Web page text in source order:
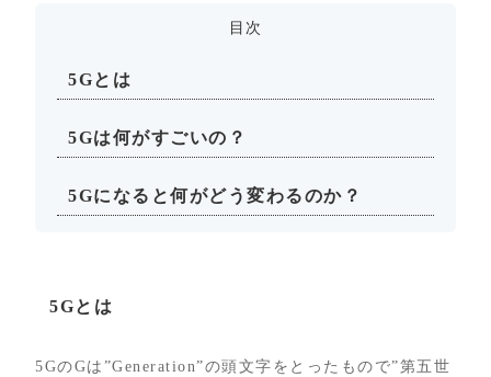
目次
5Gとは
5Gは何がすごいの？
5Gになると何がどう変わるのか？
5Gとは
5GのGは”Generation”の頭文字をとったもので”第五世